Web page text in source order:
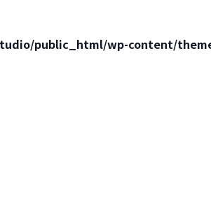
public_html/wp-content/